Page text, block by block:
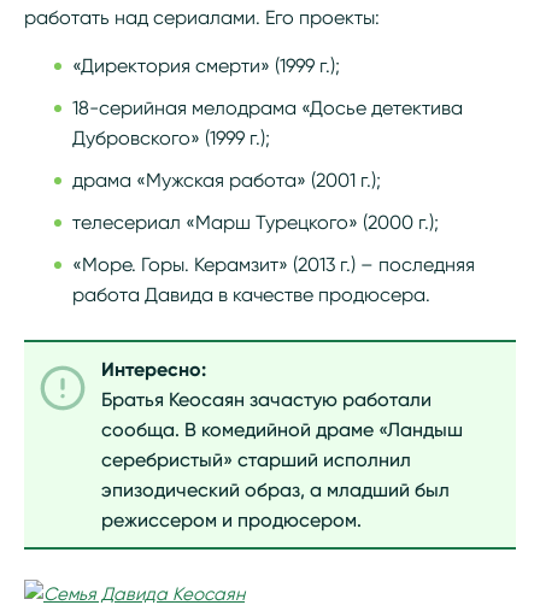
работать над сериалами. Его проекты:
«Директория смерти» (1999 г.);
18-серийная мелодрама «Досье детектива
Дубровского» (1999 г.);
драма «Мужская работа» (2001 г.);
телесериал «Марш Турецкого» (2000 г.);
«Море. Горы. Керамзит» (2013 г.) – последняя
работа Давида в качестве продюсера.
Интересно:
Братья Кеосаян зачастую работали
сообща. В комедийной драме «Ландыш
серебристый» старший исполнил
эпизодический образ, а младший был
режиссером и продюсером.